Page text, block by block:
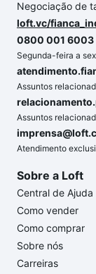
Negociação de
loft.vc/
0800 001 6003
Segunda-feira a
Assuntos
Assuntos
Atendimento
Sobre a Loft
Central de Ajuda
Como vender
Como comprar
Sobre nós
Carreiras